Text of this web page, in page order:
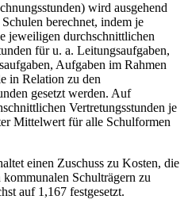
wird ausgehend
berechnet, indem je
jeweiligen durchschnittlichen
für u. a. Leitungsaufgaben,
Aufgaben im Rahmen
in Relation zu den
gesetzt werden. Auf
Vertretungsstunden je
Mittelwert für alle Schulformen
einen Zuschuss zu Kosten, die
Schulträgern zu
auf 1,167 festgesetzt.